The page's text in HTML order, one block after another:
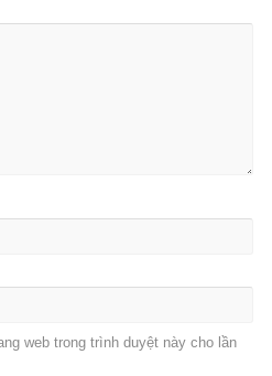
web trong trình duyệt này cho lần